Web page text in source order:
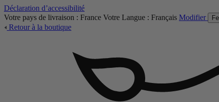
Déclaration d’accessibilité
Votre pays de livraison : France Votre Langue : Français Modifier
Retour à la boutique